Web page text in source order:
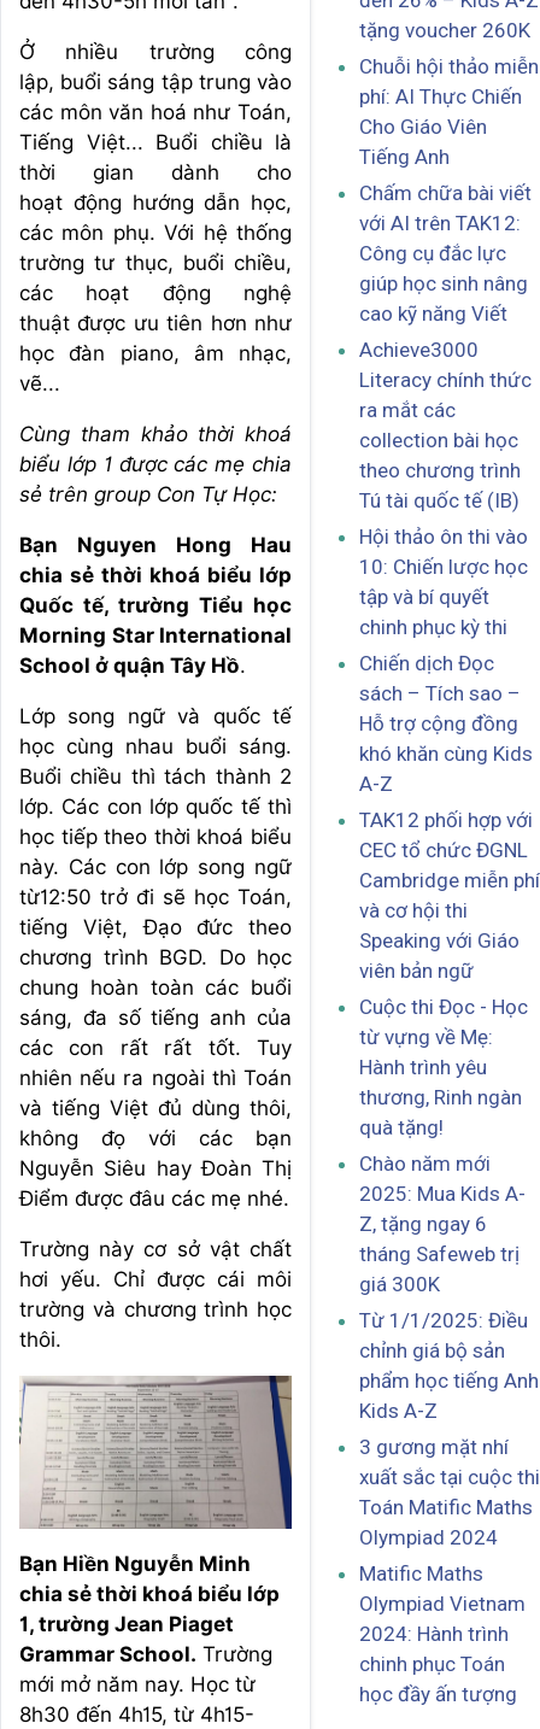
Ở nhiều trường công
lập, buổi sáng tập trung vào
các môn văn hoá như Toán,
Tiếng Việt... Buổi chiều là
thời gian dành cho
hoạt động hướng dẫn học,
các môn phụ. Với hệ thống
trường tư thục, buổi chiều,
các hoạt động nghệ
thuật được ưu tiên hơn như
học đàn piano, âm nhạc,
vẽ...
Cùng tham khảo thời khoá
biểu lớp 1 được các mẹ chia
sẻ trên group Con Tự Học:
Bạn Nguyen Hong Hau
chia sẻ thời khoá biểu lớp
Quốc tế, trường Tiểu học
Morning Star International
School ở quận Tây Hồ.
Lớp song ngữ và quốc tế
học cùng nhau buổi sáng.
Buổi chiều thì tách thành 2
lớp. Các con lớp quốc tế thì
học tiếp theo thời khoá biểu
này. Các con lớp song ngữ
từ12:50 trở đi sẽ học Toán,
tiếng Việt, Đạo đức theo
chương trình BGD. Do học
chung hoàn toàn các buổi
sáng, đa số tiếng anh của
các con rất rất tốt. Tuy
nhiên nếu ra ngoài thì Toán
và tiếng Việt đủ dùng thôi,
không đọ với các bạn
Nguyễn Siêu hay Đoàn Thị
Điểm được đâu các mẹ nhé.
Trường này cơ sở vật chất
hơi yếu. Chỉ được cái môi
trường và chương trình học
thôi.
Bạn Hiền Nguyễn Minh
chia sẻ thời khoá biểu lớp
1, trường Jean Piaget
Grammar School. Trường
mới mở năm nay. Học từ
8h30 đến 4h15, từ 4h15-
tặng voucher 260K
Chuỗi hội thảo miễn
phí: AI Thực Chiến
Cho Giáo Viên
Tiếng Anh
Chấm chữa bài viết
với AI trên TAK12:
Công cụ đắc lực
giúp học sinh nâng
cao kỹ năng Viết
Achieve3000
Literacy chính thức
ra mắt các
collection bài học
theo chương trình
Tú tài quốc tế (IB)
Hội thảo ôn thi vào
10: Chiến lược học
tập và bí quyết
chinh phục kỳ thi
Chiến dịch Đọc
sách – Tích sao –
Hỗ trợ cộng đồng
khó khăn cùng Kids
A-Z
TAK12 phối hợp với
CEC tổ chức ĐGNL
Cambridge miễn phí
và cơ hội thi
Speaking với Giáo
viên bản ngữ
Cuộc thi Đọc - Học
từ vựng về Mẹ:
Hành trình yêu
thương, Rinh ngàn
quà tặng!
Chào năm mới
2025: Mua Kids A-
Z, tặng ngay 6
tháng Safeweb trị
giá 300K
Từ 1/1/2025: Điều
chỉnh giá bộ sản
phẩm học tiếng Anh
Kids A-Z
3 gương mặt nhí
xuất sắc tại cuộc thi
Toán Matific Maths
Olympiad 2024
Matific Maths
Olympiad Vietnam
2024: Hành trình
chinh phục Toán
học đầy ấn tượng